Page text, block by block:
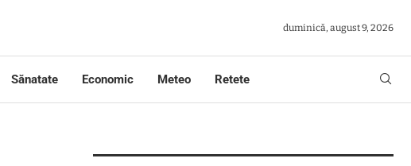
duminică, august 9, 2026
Sănatate Economic Meteo Retete